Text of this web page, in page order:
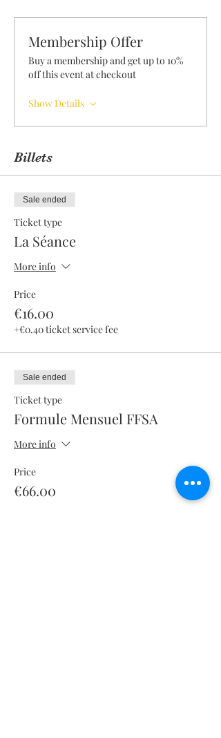
Membership Offer
Buy a membership and get up to 10%
off this event at checkout
Show Details
Billets
Sale ended
Ticket type
La Séance
More info
Price
€16.00
+€0.40 ticket service fee
Sale ended
Ticket type
Formule Mensuel FFSA
More info
Price
€66.00